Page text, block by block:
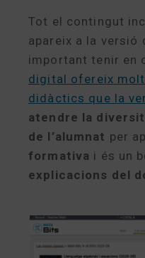
Tot el contingut
apareix a la versió
important tenir en
digital ofereix
didàctics que la
atendre la
de l’alumnat per
formativa i és un
explicacions del